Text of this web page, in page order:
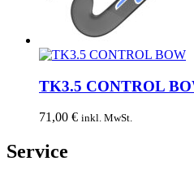
TK3.5 CONTROL
71,00 € inkl. MwSt.
Service